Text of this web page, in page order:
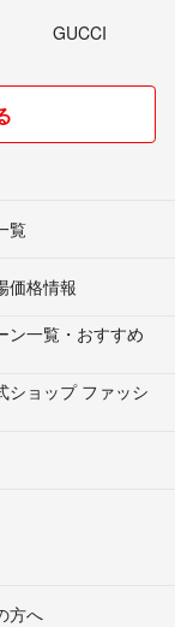
GUCCI
覧
価格情報
ン一覧・おすすめ
ショップ ファッシ
方へ